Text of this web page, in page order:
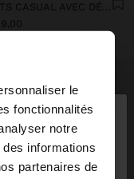
le
fonctionnalités
notre
informations
partenaires de
×
and Tobago.